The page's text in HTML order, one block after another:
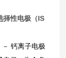
择性电极（IS
－ 钙离子电极